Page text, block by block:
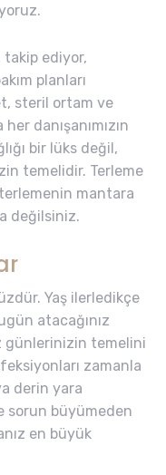
takip ediyor,
planları
steril ortam ve
danışanımızın
bir lüks değil,
temelidir. Terleme
mantara
değilsiniz.
Yaş ilerledikçe
atacağınız
günlerinizin temelini
zamanla
derin yara
sorun büyümeden
en büyük